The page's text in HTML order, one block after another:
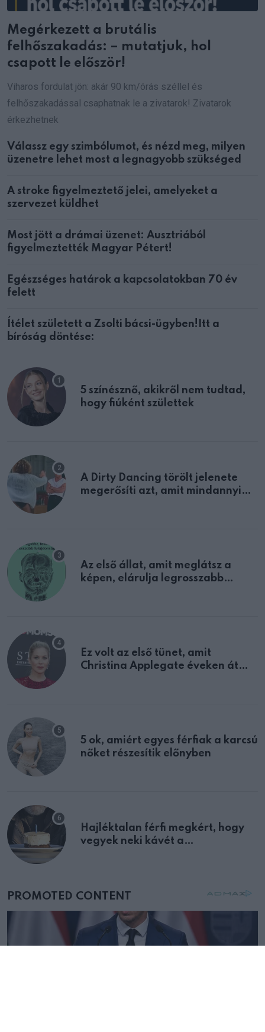
Megérkezett a brutális
felhőszakadás: – mutatjuk, hol
csapott le először!
Viharos fordulat jön: akár 90 km/órás széllel és
felhőszakadással csaphatnak le a zivatarok! Zivatarok
érkezhetnek
Válassz egy szimbólumot, és nézd meg, milyen
üzenetre lehet most a legnagyobb szükséged
A stroke figyelmeztető jelei, amelyeket a
szervezet küldhet
Most jött a drámai üzenet: Ausztriából
figyelmeztették Magyar Pétert!
Egészséges határok a kapcsolatokban 70 év
felett
Ítélet született a Zsolti bácsi-ügyben!Itt a
bíróság döntése:
5 színésznő, akikről nem tudtad,
hogy fiúként születtek
A Dirty Dancing törölt jelenete
megerősíti azt, amit mindannyian
Az első állat, amit meglátsz a
képen, elárulja legrosszabb
Ez volt az első tünet, amit
Christina Applegate éveken át
5 ok, amiért egyes férfiak a karcsú
nőket részesítik előnyben
Hajléktalan férfi megkért, hogy
vegyek neki kávét a